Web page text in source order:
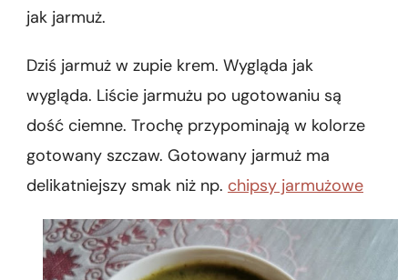
jak jarmuż.
Dziś jarmuż w zupie krem. Wygląda jak
wygląda. Liście jarmużu po ugotowaniu są
dość ciemne. Trochę przypominają w kolorze
gotowany szczaw. Gotowany jarmuż ma
delikatniejszy smak niż np. chipsy jarmużowe